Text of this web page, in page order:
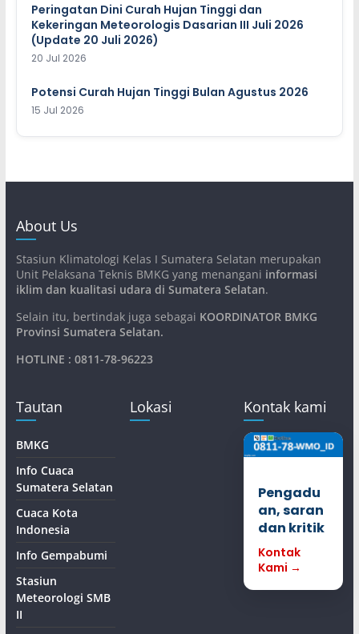
Peringatan Dini Curah Hujan Tinggi dan
Kekeringan Meteorologis Dasarian III Juli 2026
(Update 20 Juli 2026)
20 Jul 2026
Potensi Curah Hujan Tinggi Bulan Agustus 2026
15 Jul 2026
About Us
Stasiun Klimatologi Kelas I Sumatera Selatan merupakan
Unit Pelaksana Teknis BMKG yang menangani informasi
iklim dan kualitasi udara di Sumatera Selatan.
Selain itu, bertindak juga sebagai KOORDINATOR BMKG
Provinsi Sumatera Selatan.
HOTLINE : 0811-78-96223
Tautan
BMKG
Info Cuaca
Sumatera Selatan
Cuaca Kota
Indonesia
Info Gempabumi
Stasiun
Meteorologi SMB
II
Lokasi Kontak kami
Pengadu
an, saran
dan kritik
Kontak
Kami →